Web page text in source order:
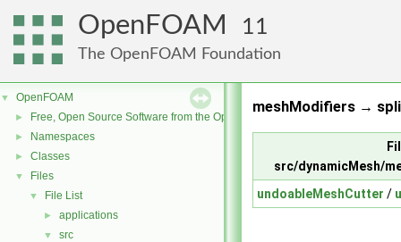
OpenFOAM 11
The OpenFOAM Foundation
▼ OpenFOAM
► Free, Open Source Software from the OpenFOAM Foundation
► Namespaces
► Classes
▼ Files
▼ File List
► applications
▼ src
meshModifiers →
src/dynamicMesh/
undoableMeshCutter /